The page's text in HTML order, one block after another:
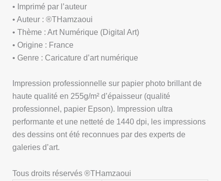
• Imprimé par l’auteur
• Auteur : ®THamzaoui
• Thème : Art Numérique (Digital Art)
• Origine : France
• Genre : Caricature d’art numérique
Impression professionnelle sur papier photo brillant de
haute qualité en 255g/m² d’épaisseur (qualité
professionnel, papier Epson). Impression ultra
performante et une netteté de 1440 dpi, les impressions
des dessins ont été reconnues par des experts de
galeries d’art.
Tous droits réservés ®THamzaoui